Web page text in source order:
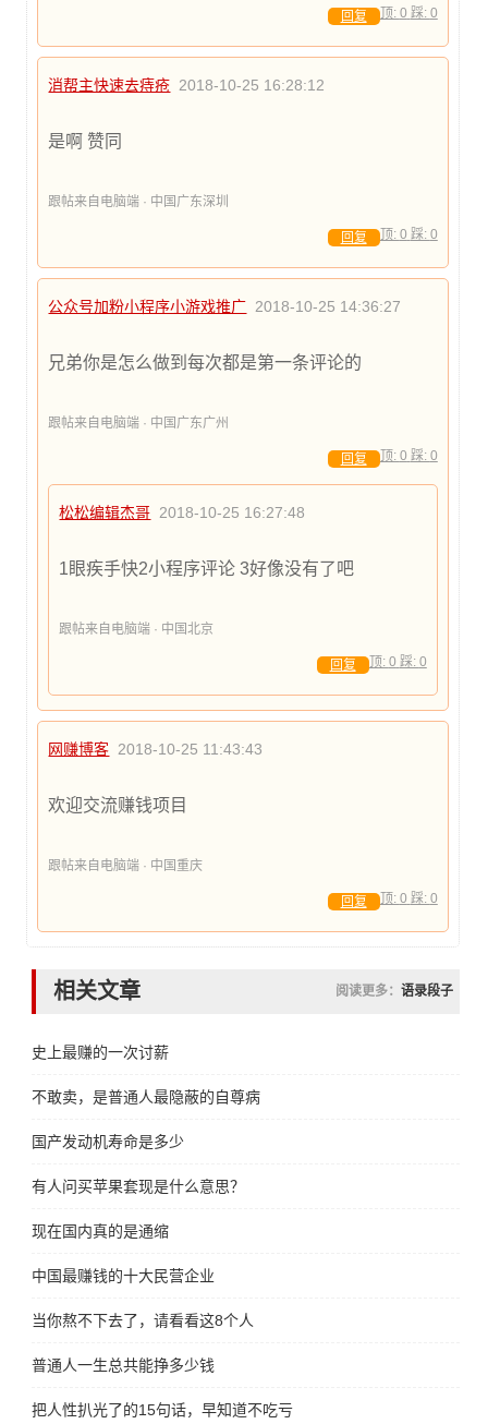
顶: 0 踩: 0
回复
消帮主快速去痔疮 2018-10-25 16:28:12
是啊 赞同
跟帖来自电脑端 · 中国广东深圳
顶: 0 踩: 0
回复
公众号加粉小程序小游戏推广 2018-10-25 14:36:27
兄弟你是怎么做到每次都是第一条评论的
跟帖来自电脑端 · 中国广东广州
顶: 0 踩: 0
回复
松松编辑杰哥 2018-10-25 16:27:48
1眼疾手快2小程序评论 3好像没有了吧
跟帖来自电脑端 · 中国北京
顶: 0 踩: 0
回复
网赚博客 2018-10-25 11:43:43
欢迎交流赚钱项目
跟帖来自电脑端 · 中国重庆
顶: 0 踩: 0
回复
相关文章 阅读更多： 语录段子
史上最赚的一次讨薪
不敢卖，是普通人最隐蔽的自尊病
国产发动机寿命是多少
有人问买苹果套现是什么意思？
现在国内真的是通缩
中国最赚钱的十大民营企业
当你熬不下去了，请看看这8个人
普通人一生总共能挣多少钱
把人性扒光了的15句话，早知道不吃亏